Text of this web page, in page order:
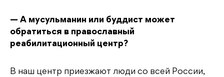
— А мусульманин или буддист может
обратиться в православный
реабилитационный центр?
В наш центр приезжают люди со всей России,